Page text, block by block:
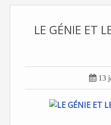
LE GÉNIE ET
 13